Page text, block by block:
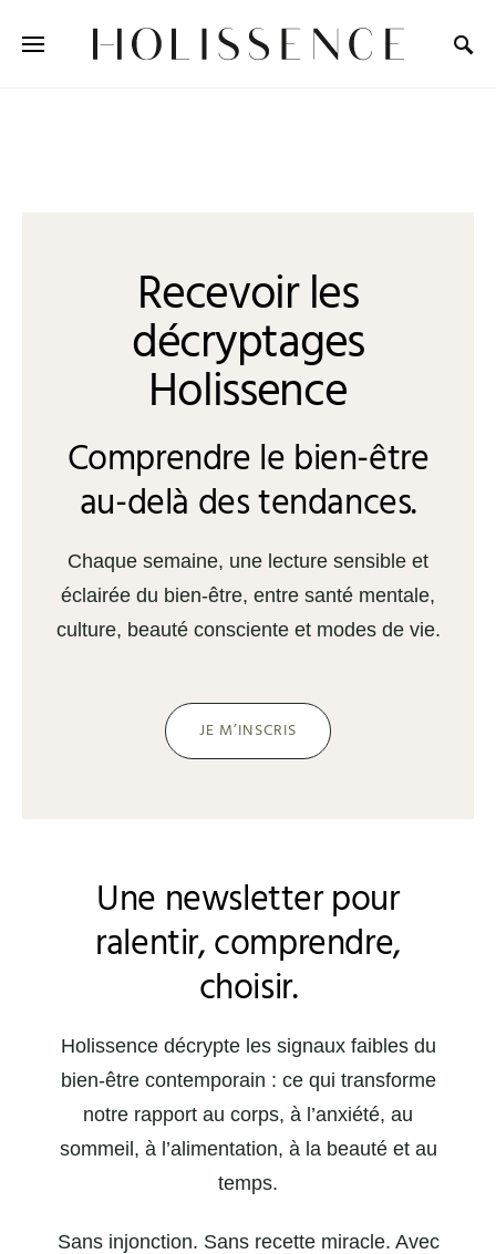
Recevoir les
décryptages
Holissence
Comprendre le bien-être
au-delà des tendances.
Chaque semaine, une lecture sensible et
éclairée du bien-être, entre santé mentale,
culture, beauté consciente et modes de vie.
JE M’INSCRIS
Une newsletter pour
ralentir, comprendre,
choisir.
Holissence décrypte les signaux faibles du
bien-être contemporain : ce qui transforme
notre rapport au corps, à l’anxiété, au
sommeil, à l’alimentation, à la beauté et au
temps.
Sans injonction. Sans recette miracle. Avec